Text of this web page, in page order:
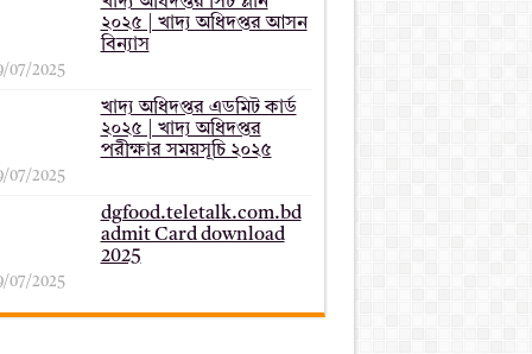
২০২৫ | খাদ্য অধিদপ্তর আসন
বিন্যাস
07/2025
খাদ্য অধিদপ্তর এডমিট কার্ড
২০২৫ | খাদ্য অধিদপ্তর
পরীক্ষার সময়সূচি ২০২৫
07/2025
dgfood.teletalk.com.bd
admit Card download
2025
07/2025